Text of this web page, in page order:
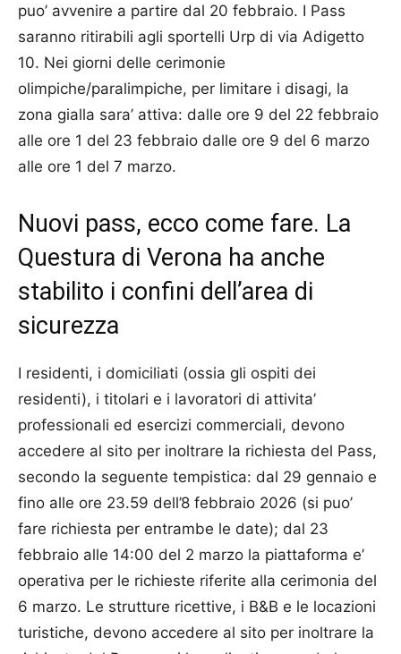
puo’ avvenire a partire dal 20 febbraio. I Pass
saranno ritirabili agli sportelli Urp di via Adigetto
10. Nei giorni delle cerimonie
olimpiche/paralimpiche, per limitare i disagi, la
zona gialla sara’ attiva: dalle ore 9 del 22 febbraio
alle ore 1 del 23 febbraio dalle ore 9 del 6 marzo
alle ore 1 del 7 marzo.
Nuovi pass, ecco come fare. La
Questura di Verona ha anche
stabilito i confini dell’area di
sicurezza
I residenti, i domiciliati (ossia gli ospiti dei
residenti), i titolari e i lavoratori di attivita’
professionali ed esercizi commerciali, devono
accedere al sito per inoltrare la richiesta del Pass,
secondo la seguente tempistica: dal 29 gennaio e
fino alle ore 23.59 dell’8 febbraio 2026 (si puo’
fare richiesta per entrambe le date); dal 23
febbraio alle 14:00 del 2 marzo la piattaforma e’
operativa per le richieste riferite alla cerimonia del
6 marzo. Le strutture ricettive, i B&B e le locazioni
turistiche, devono accedere al sito per inoltrare la